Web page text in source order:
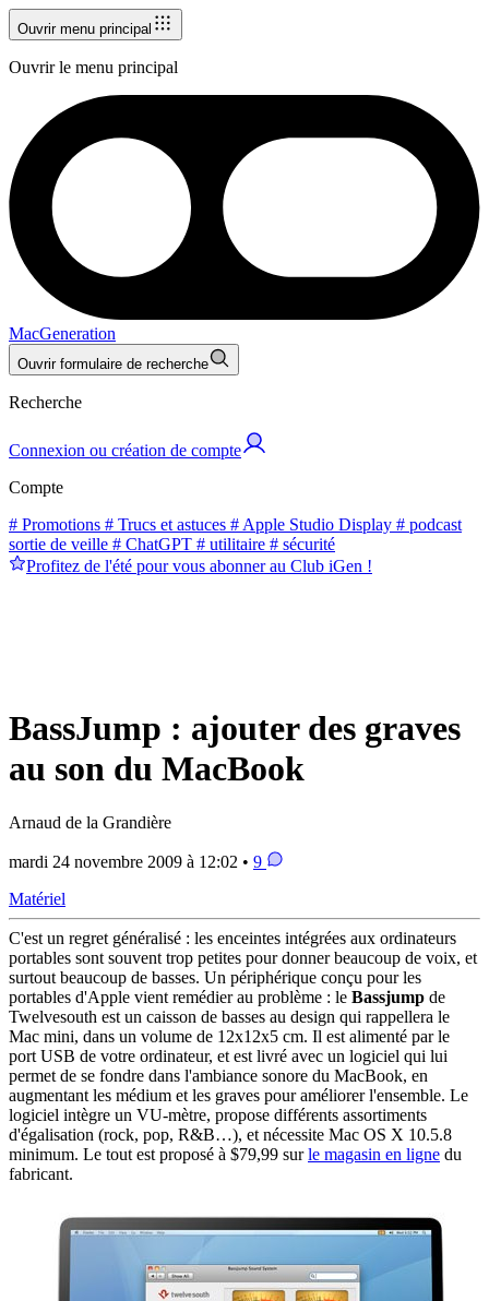
Ouvrir menu principal
Ouvrir le menu principal
MacGeneration
Ouvrir formulaire de recherche
Recherche
Connexion ou création de compte
Compte
# Promotions # Trucs et astuces # Apple Studio Display # podcast
sortie de veille # ChatGPT # utilitaire # sécurité
Profitez de l'été pour vous abonner au Club iGen !
BassJump : ajouter des graves
au son du MacBook
Arnaud de la Grandière
mardi 24 novembre 2009 à 12:02 • 9
Matériel
C'est un regret généralisé : les enceintes intégrées aux ordinateurs
portables sont souvent trop petites pour donner beaucoup de voix, et
surtout beaucoup de basses. Un périphérique conçu pour les
portables d'Apple vient remédier au problème : le Bassjump de
Twelvesouth est un caisson de basses au design qui rappellera le
Mac mini, dans un volume de 12x12x5 cm. Il est alimenté par le
port USB de votre ordinateur, et est livré avec un logiciel qui lui
permet de se fondre dans l'ambiance sonore du MacBook, en
augmentant les médium et les graves pour améliorer l'ensemble. Le
logiciel intègre un VU-mètre, propose différents assortiments
d'égalisation (rock, pop, R&B…), et nécessite Mac OS X 10.5.8
minimum. Le tout est proposé à $79,99 surle magasin en ligne du
fabricant.